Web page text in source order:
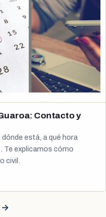
Contacto y
está, a qué hora
Te explicamos cómo
civil.
→